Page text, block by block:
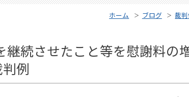
ホーム ブログ 裁
続させたこと等を慰謝料の
例